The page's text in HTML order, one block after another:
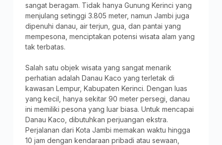
sangat beragam. Tidak hanya Gunung Kerinci yang
menjulang setinggi 3.805 meter, namun Jambi juga
dipenuhi danau, air terjun, gua, dan pantai yang
mempesona, menciptakan potensi wisata alam yang
tak terbatas.
Salah satu objek wisata yang sangat menarik
perhatian adalah Danau Kaco yang terletak di
kawasan Lempur, Kabupaten Kerinci. Dengan luas
yang kecil, hanya sekitar 90 meter persegi, danau
ini memiliki pesona yang luar biasa. Untuk mencapai
Danau Kaco, dibutuhkan perjuangan ekstra.
Perjalanan dari Kota Jambi memakan waktu hingga
10 jam dengan kendaraan pribadi atau sewaan,